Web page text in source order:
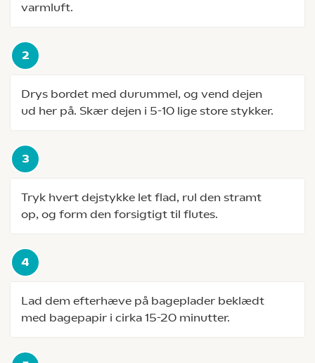
varmluft.
Drys bordet med durummel, og vend dejen
ud her på. Skær dejen i 5-10 lige store stykker.
Tryk hvert dejstykke let flad, rul den stramt
op, og form den forsigtigt til flutes.
Lad dem efterhæve på bageplader beklædt
med bagepapir i cirka 15-20 minutter.